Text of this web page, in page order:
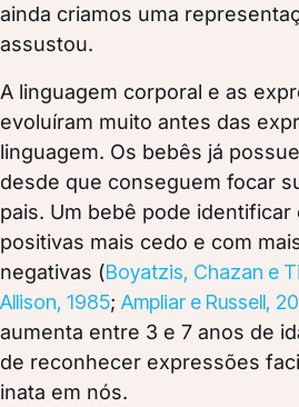
ainda criamos uma
assustou.
A linguagem corporal e as
evoluíram muito antes das
linguagem. Os bebês já
desde que conseguem focar
pais. Um bebê pode identificar
positivas mais cedo e com
negativas (Boyatzis, Chazan e
Allison, 1985; Ampliar e Russell,
aumenta entre 3 e 7 anos de
de reconhecer expressões
inata em nós.